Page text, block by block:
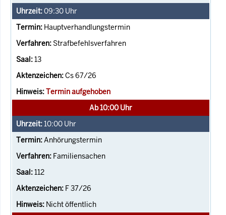
09:30 Uhr
Hauptverhandlungstermin
Strafbefehlsverfahren
13
Cs 67/26
Termin aufgehoben
Ab 10:00 Uhr
10:00 Uhr
Anhörungstermin
Familiensachen
112
F 37/26
Nicht öffentlich